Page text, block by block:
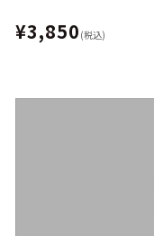
¥3,850 (税込)